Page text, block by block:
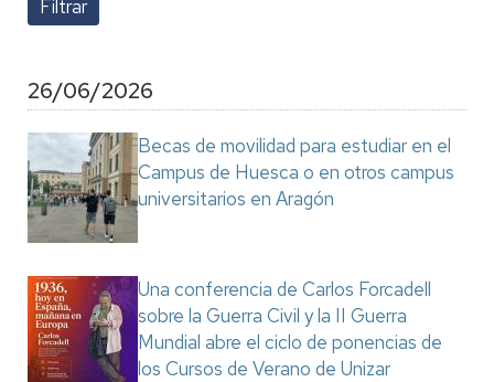
26/06/2026
Becas de movilidad para estudiar en el
Campus de Huesca o en otros campus
universitarios en Aragón
Una conferencia de Carlos Forcadell
sobre la Guerra Civil y la II Guerra
Mundial abre el ciclo de ponencias de
los Cursos de Verano de Unizar